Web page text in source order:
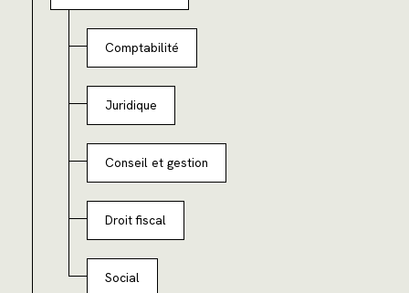
Comptabilité
Juridique
Conseil et gestion
Droit fiscal
Social